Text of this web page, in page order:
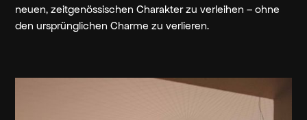
neuen, zeitgenössischen Charakter zu verleihen – ohne
den ursprünglichen Charme zu verlieren.